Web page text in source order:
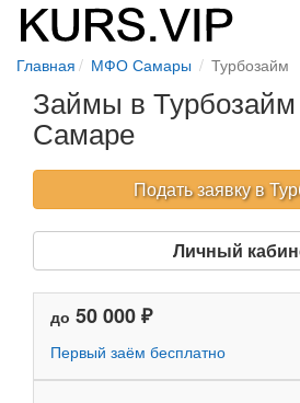
Главная МФО Самары Турбозайм
Займы в
Самаре
Подать заявку в
Личный
до 50 000 ₽
Первый заём бесплатно